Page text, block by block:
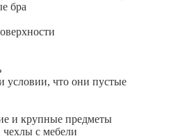
бра
что они пустые
и крупные предметы
с мебели